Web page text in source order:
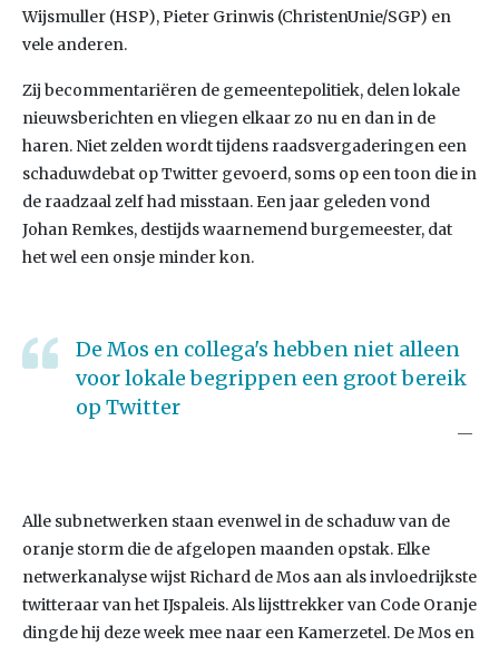
Wijsmuller (HSP), Pieter Grinwis (ChristenUnie/SGP) en
vele anderen.
Zij becommentariëren de gemeentepolitiek, delen lokale
nieuwsberichten en vliegen elkaar zo nu en dan in de
haren. Niet zelden wordt tijdens raadsvergaderingen een
schaduwdebat op Twitter gevoerd, soms op een toon die in
de raadzaal zelf had misstaan. Een jaar geleden vond
Johan Remkes, destijds waarnemend burgemeester, dat
het wel een onsje minder kon.
De Mos en collega's hebben niet alleen
voor lokale begrippen een groot bereik
op Twitter
Alle subnetwerken staan evenwel in de schaduw van de
oranje storm die de afgelopen maanden opstak. Elke
netwerkanalyse wijst Richard de Mos aan als invloedrijkste
twitteraar van het IJspaleis. Als lijsttrekker van Code Oranje
dingde hij deze week mee naar een Kamerzetel. De Mos en